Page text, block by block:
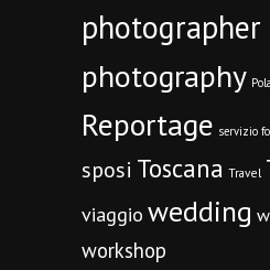
photographer
photography
Reportage servizio
sposi Toscana Travel
viaggio wedding
workshop